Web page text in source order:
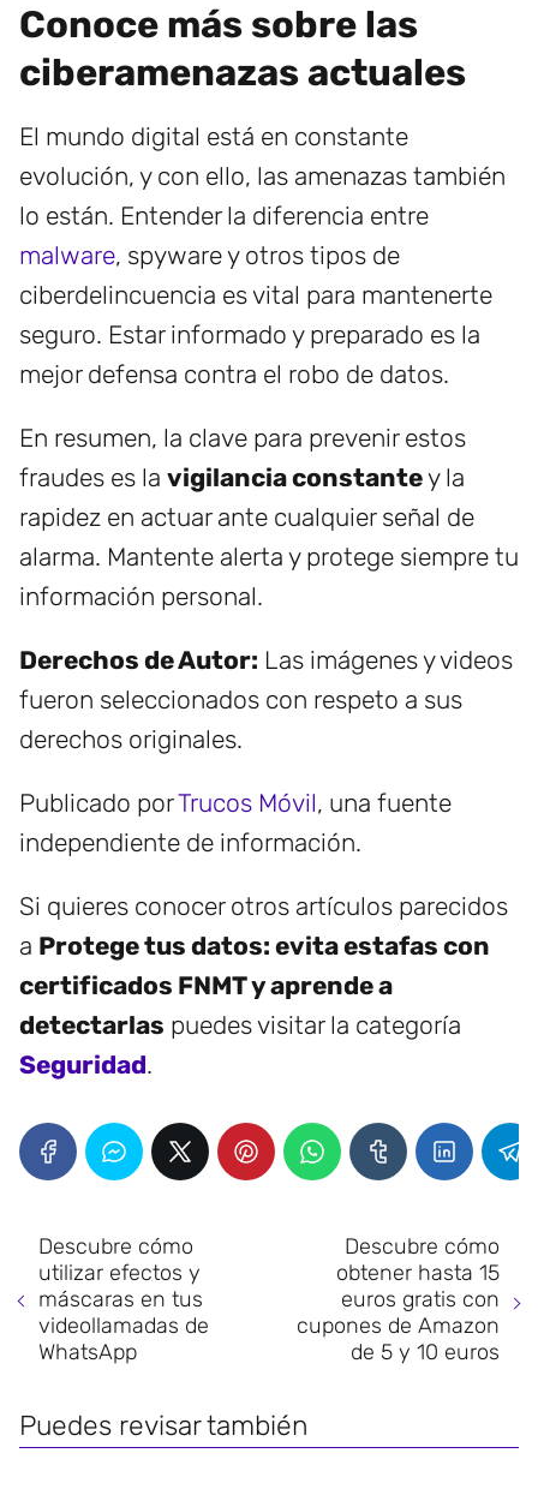
Conoce más sobre las
ciberamenazas actuales
El mundo digital está en constante
evolución, y con ello, las amenazas también
lo están. Entender la diferencia entre
malware, spyware y otros tipos de
ciberdelincuencia es vital para mantenerte
seguro. Estar informado y preparado es la
mejor defensa contra el robo de datos.
En resumen, la clave para prevenir estos
fraudes es la vigilancia constantey la
rapidez en actuar ante cualquier señal de
alarma. Mantente alerta y protege siempre tu
información personal.
Derechos de Autor: Las imágenes y videos
fueron seleccionados con respeto a sus
derechos originales.
Publicado porTrucos Móvil, una fuente
independiente de información.
Si quieres conocer otros artículos parecidos
a Protege tus datos: evita estafas con
certificados FNMT y aprende a
detectarlas puedes visitar la categoría
Seguridad.
Descubre cómo
utilizar efectos y
máscaras en tus
videollamadas de
WhatsApp
Descubre cómo
obtener hasta 15
euros gratis con
cupones de Amazon
de 5 y 10 euros
Puedes revisar también